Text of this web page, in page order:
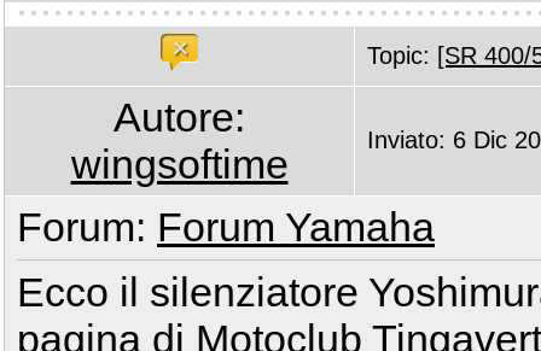
Topic: [SR 400/
Autore:
wingsoftime
Inviato: 6 Dic
Forum: Forum Yamaha
Ecco il silenziatore
pagina di Motoclub Tingavert